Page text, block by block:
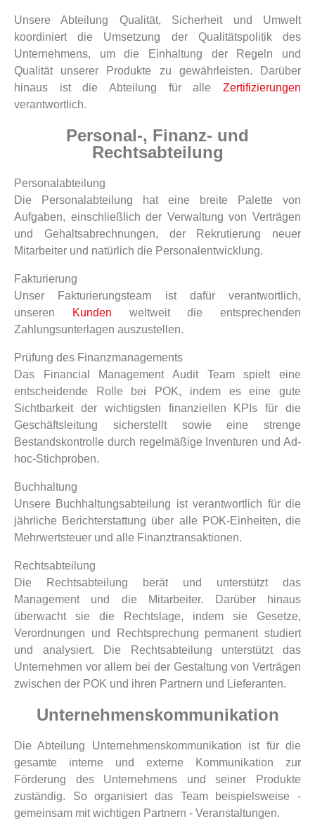
Unsere Abteilung Qualität, Sicherheit und Umwelt
koordiniert die Umsetzung der Qualitätspolitik des
Unternehmens, um die Einhaltung der Regeln und
Qualität unserer Produkte zu gewährleisten. Darüber
hinaus ist die Abteilung für alle Zertifizierungen
verantwortlich.
Personal-, Finanz- und
Rechtsabteilung
Personalabteilung
Die Personalabteilung hat eine breite Palette von
Aufgaben, einschließlich der Verwaltung von Verträgen
und Gehaltsabrechnungen, der Rekrutierung neuer
Mitarbeiter und natürlich die Personalentwicklung.
Fakturierung
Unser Fakturierungsteam ist dafür verantwortlich,
unseren
Kunden weltweit die entsprechenden
Zahlungsunterlagen auszustellen.
Prüfung des Finanzmanagements
Das Financial Management Audit Team spielt eine
entscheidende Rolle bei POK, indem es eine gute
Sichtbarkeit der wichtigsten finanziellen KPIs für die
Geschäftsleitung sicherstellt sowie eine strenge
Bestandskontrolle durch regelmäßige Inventuren und Ad-
hoc-Stichproben.
Buchhaltung
Unsere Buchhaltungsabteilung ist verantwortlich für die
jährliche Berichterstattung über alle POK-Einheiten, die
Mehrwertsteuer und alle Finanztransaktionen.
Rechtsabteilung
Die Rechtsabteilung berät und unterstützt das
Management und die Mitarbeiter. Darüber hinaus
überwacht sie die Rechtslage, indem sie Gesetze,
Verordnungen und Rechtsprechung permanent studiert
und analysiert. Die Rechtsabteilung unterstützt das
Unternehmen vor allem bei der Gestaltung von Verträgen
zwischen der POK und ihren Partnern und Lieferanten.
Unternehmenskommunikation
Die Abteilung Unternehmenskommunikation ist für die
gesamte interne und externe Kommunikation zur
Förderung des Unternehmens und seiner Produkte
zuständig. So organisiert das Team beispielsweise -
gemeinsam mit wichtigen Partnern - Veranstaltungen.